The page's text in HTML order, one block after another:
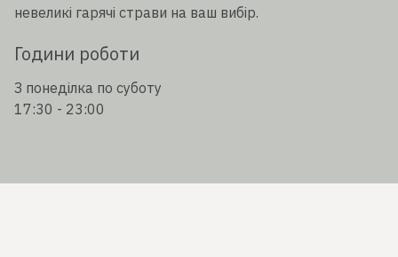
невеликі гарячі страви на ваш вибір.
Години роботи
З понеділка по суботу
17:30 - 23:00